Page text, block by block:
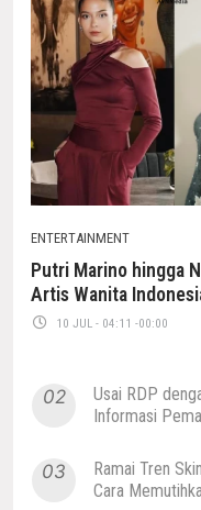
ENTERTAINMENT
Putri Marino hingga
Artis Wanita
10 JUL - 04:11 -00:00
02
Usai RDP
Informasi
03
Ramai Tren
Cara